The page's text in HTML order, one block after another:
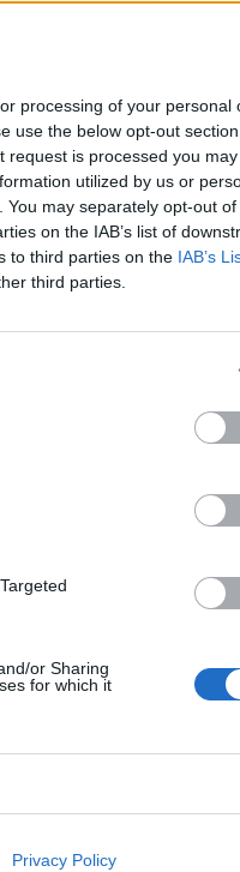
processing of your personal
use the below opt-out
request is processed you may
utilized by us or
may separately opt-out of
on the IAB’s list of
to third parties on the IAB’s
third parties.
or Sharing
for which it
Privacy Policy
η οποία δεν
πολύ δυνατό
που